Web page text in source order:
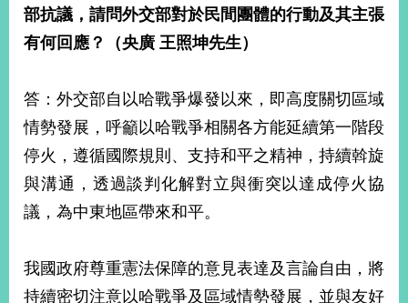
部抗議，請問外交部對於民間團體的行動及其主張
有何回應？（央廣 王照坤先生）
答：外交部自以哈戰爭爆發以來，即高度關切區域
情勢發展，呼籲以哈戰爭相關各方能延續第一階段
停火，遵循國際規則、支持和平之精神，持續斡旋
與溝通，透過談判化解對立與衝突以達成停火協
議，為中東地區帶來和平。
我國政府尊重憲法保障的意見表達及言論自由，將
持續密切注意以哈戰爭及區域情勢發展，並與友好